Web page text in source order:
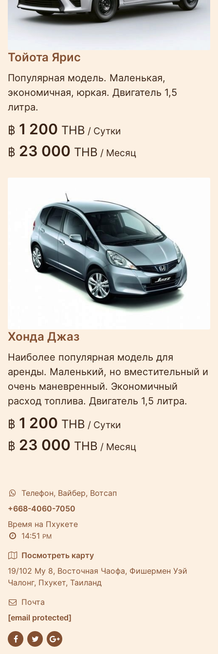
Тойота Ярис
Популярная модель. Маленькая,
экономичная, юркая. Двигатель 1,5
литра.
฿ 1 200 THB / Сутки
฿ 23 000 THB / Месяц
Хонда Джаз
Наиболее популярная модель для
аренды. Маленький, но вместительный и
очень маневренный. Экономичный
расход топлива. Двигатель 1,5 литра.
฿ 1 200 THB / Сутки
฿ 23 000 THB / Месяц
Телефон, Вайбер, Вотсап
+668-4060-7050
Время на Пхукете
14:51 PM
Посмотреть карту
19/102 Му 8, Восточная Чаофа, Фишермен Уэй
Чалонг, Пхукет, Таиланд
Почта
[email protected]